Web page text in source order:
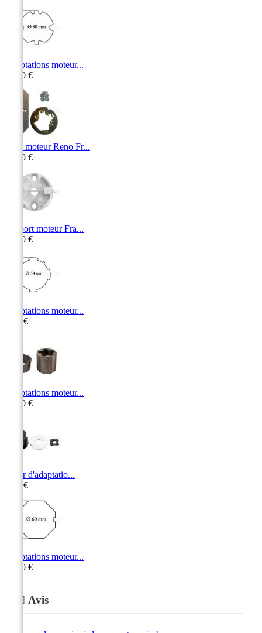
Adaptations moteur...
11,10 €
SAV moteur Reno Fr...
26,40 €
Support moteur Fra...
11,30 €
Adaptations moteur...
5,50 €
Adaptations moteur...
15,00 €
Palier d'adaptatio...
6,70 €
Adaptations moteur...
10,60 €
Avis